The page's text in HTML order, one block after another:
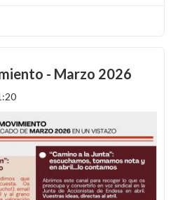
- Marzo 2026